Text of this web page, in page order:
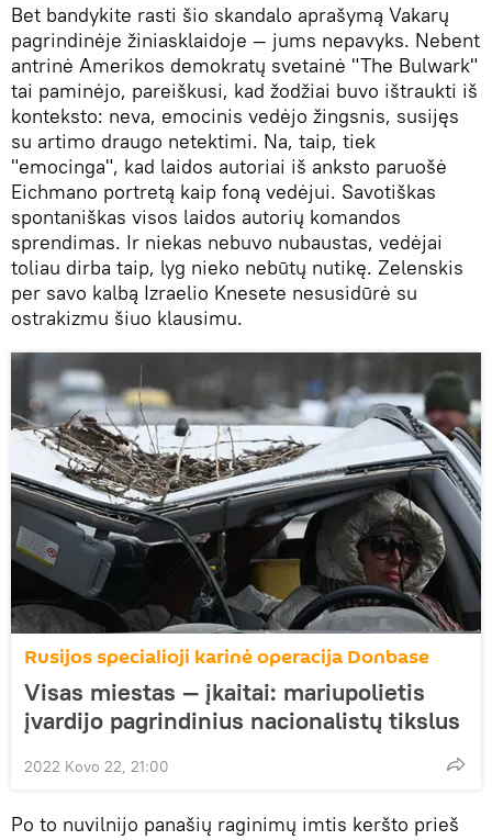
Bet bandykite rasti šio skandalo aprašymą Vakarų
pagrindinėje žiniasklaidoje — jums nepavyks. Nebent
antrinė Amerikos demokratų svetainė "The Bulwark"
tai paminėjo, pareiškusi, kad žodžiai buvo ištraukti iš
konteksto: neva, emocinis vedėjo žingsnis, susijęs
su artimo draugo netektimi. Na, taip, tiek
"emocinga", kad laidos autoriai iš anksto paruošė
Eichmano portretą kaip foną vedėjui. Savotiškas
spontaniškas visos laidos autorių komandos
sprendimas. Ir niekas nebuvo nubaustas, vedėjai
toliau dirba taip, lyg nieko nebūtų nutikę. Zelenskis
per savo kalbą Izraelio Knesete nesusidūrė su
ostrakizmu šiuo klausimu.
Rusijos specialioji karinė operacija Donbase
Visas miestas — įkaitai: mariupolietis
įvardijo pagrindinius nacionalistų tikslus
2022 Kovo 22, 21:00
Po to nuvilnijo panašių raginimų imtis keršto prieš